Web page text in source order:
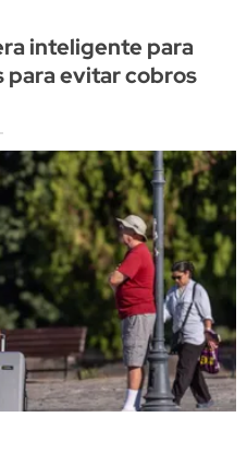
inteligente para
para evitar cobros